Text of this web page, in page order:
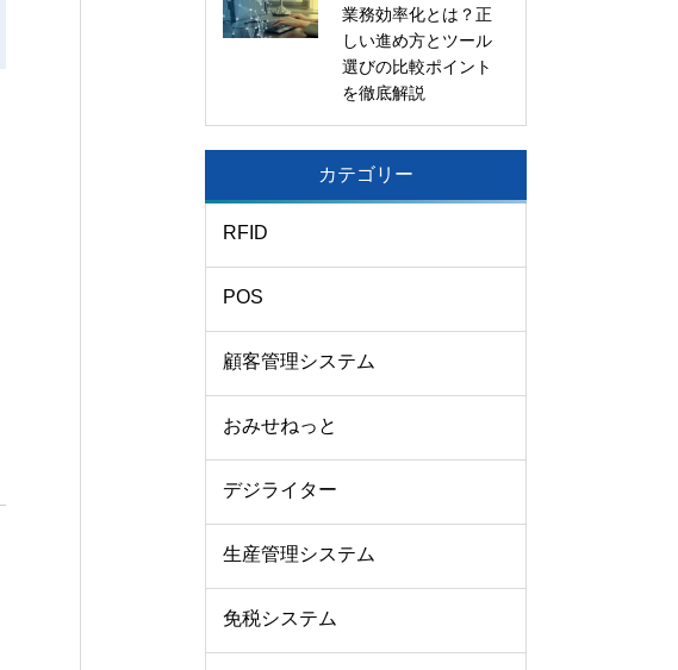
業務効率化とは？正
しい進め方とツール
選びの比較ポイント
を徹底解説
カテゴリー
RFID
POS
顧客管理システム
おみせねっと
デジライター
生産管理システム
免税システム